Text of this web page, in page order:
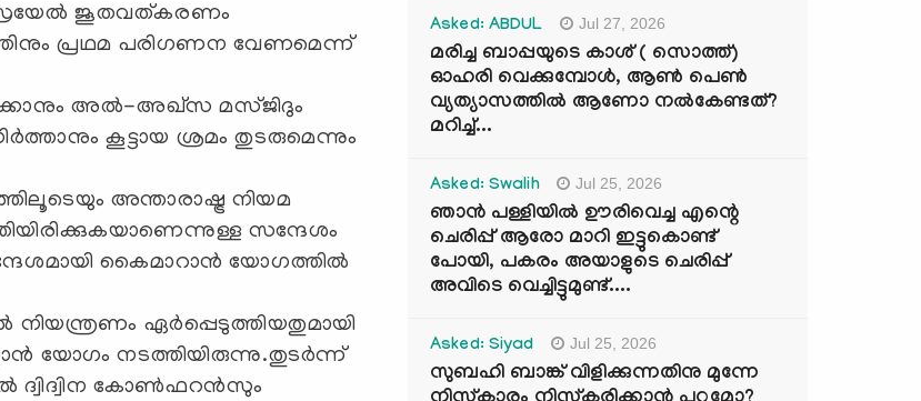
ജൂതവത്കരണം
പ്രഥമ പരിഗണന വേണമെന്ന്
അല്‍-അഖ്‌സ മസ്ജിദും
കൂട്ടായ ശ്രമം തുടരുമെന്നും
അന്താരാഷ്ട്ര നിയമ
സന്ദേശം
കൈമാറാന്‍ യോഗത്തില്‍
ഏര്‍പ്പെടുത്തിയതുമായി
യോഗം നടത്തിയിരുന്നു.തുടര്‍ന്ന്
ദ്വിദ്വിന കോണ്‍ഫറന്‍സും
Asked: ABDUL Jul 27, 2026
മരിച്ച ബാപ്പയുടെ കാശ് ( സൊത്ത്)
ഓഹരി വെക്കുമ്പോൾ, ആണ്‍ പെണ്‍
വ്യത്യാസത്തില്‍ ആണോ നല്‍കേണ്ടത്?
മറിച്ച്...
Asked: Swalih Jul 25, 2026
ഞാൻ പള്ളിയിൽ ഊരിവെച്ച എന്റെ
ചെരിപ്പ് ആരോ മാറി ഇട്ടുകൊണ്ട്
പോയി, പകരം അയാളുടെ ചെരിപ്പ്
അവിടെ വെച്ചിട്ടുമുണ്ട്....
Asked: Siyad Jul 25, 2026
സുബഹി ബാങ്ക് വിളിക്കുന്നതിനു മുന്നേ